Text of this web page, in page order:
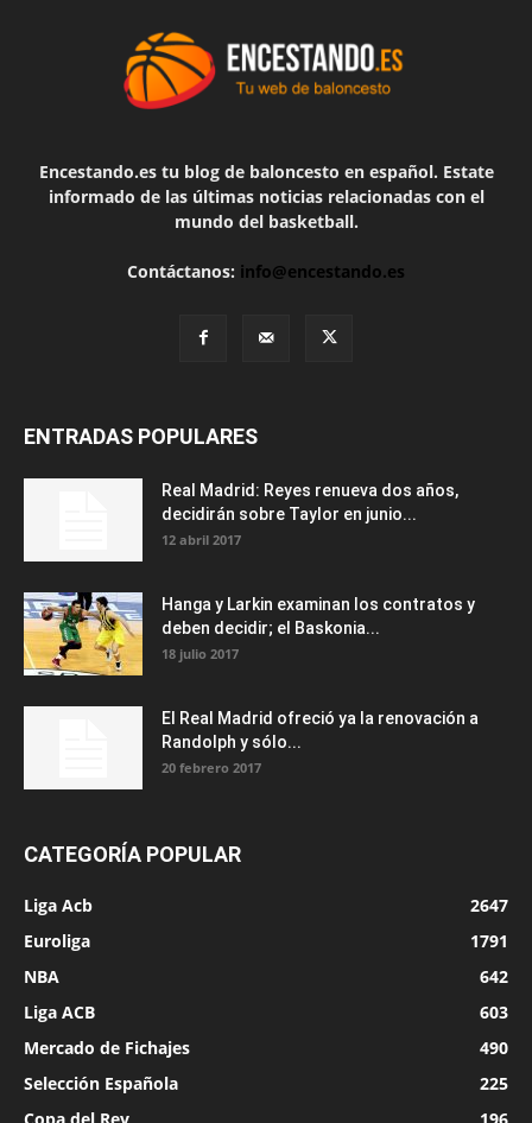
Encestando.es tu blog de baloncesto en español. Estate
informado de las últimas noticias relacionadas con el
mundo del basketball.
Contáctanos: info@encestando.es
ENTRADAS POPULARES
Real Madrid: Reyes renueva dos años,
decidirán sobre Taylor en junio...
12 abril 2017
Hanga y Larkin examinan los contratos y
deben decidir; el Baskonia...
18 julio 2017
El Real Madrid ofreció ya la renovación a
Randolph y sólo...
20 febrero 2017
CATEGORÍA POPULAR
Liga Acb
2647
Euroliga
1791
NBA
642
Liga ACB
603
Mercado de Fichajes
490
Selección Española
225
Copa del Rey
196